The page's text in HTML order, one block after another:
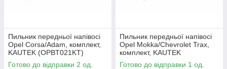
Пильник передньої напівосі
Opel Corsa/Adam, комплект,
KAUTEK (OPBT021KT)
Готово до відправки 2 од.
Пильник передньої напівосі
Opel Mokka/Chevrolet Trax,
комплект, KAUTEK
(OPBT027KT)
Готово до відправки 1 од.